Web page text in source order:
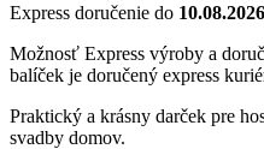
Express doručenie do 10.08.2026
Možnosť Express výroby a
balíček je doručený express
Praktický a krásny darček pre
svadby domov.